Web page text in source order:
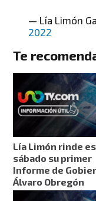
— Lía Limón
2022
Te
Lía Limón rinde
sábado su primer
Informe de
Álvaro Obregón